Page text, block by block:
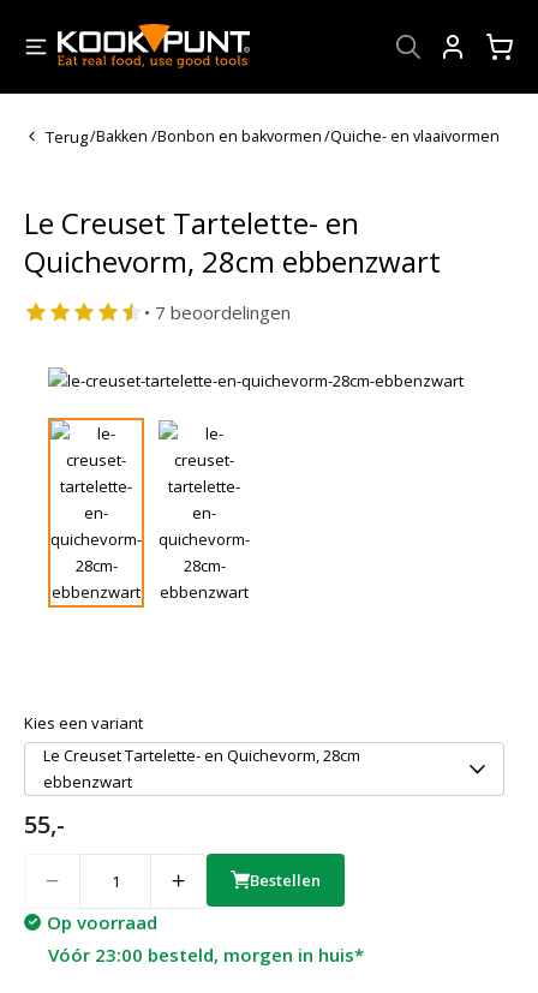
Terug/Bakken /Bonbon en bakvormen/Quiche- en vlaaivormen
Le Creuset Tartelette- en
Quichevorm, 28cm ebbenzwart
• 7 beoordelingen
Kies een variant
Le Creuset Tartelette- en Quichevorm, 28cm
ebbenzwart
55,-
Bestellen
Op voorraad
Vóór 23:00 besteld, morgen in huis*